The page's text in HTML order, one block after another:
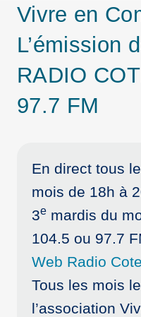
Vivre en
L’émission
RADIO
97.7 FM
En direct tous
mois de 18h à
3emardis du
104.5 ou 97.7
Web Radio
Tous les mois
l’association